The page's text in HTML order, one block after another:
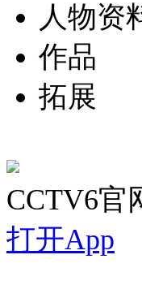
人物资
作品
拓展
CCTV6官
打开App